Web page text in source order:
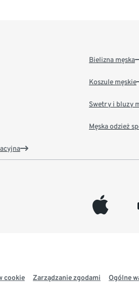
Bielizna męska
Koszule męskie
Swetry i bluzy
Męska odzież
appleinc
cookie Zarządzanie zgodami Ogólne